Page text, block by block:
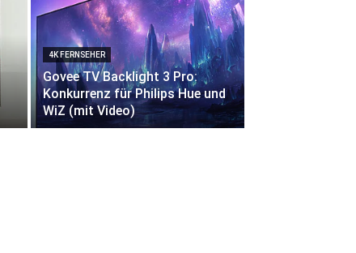
4K FERNSEHER
Govee TV Backlight 3 Pro:
Konkurrenz für Philips Hue und
WiZ (mit Video)